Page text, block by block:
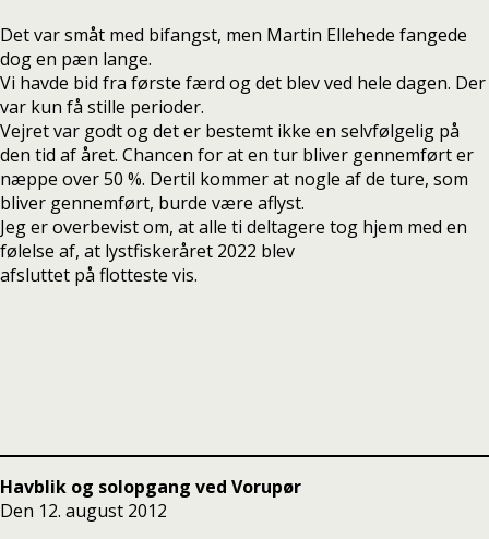
Det var småt med bifangst, men Martin Ellehede fangede
dog en pæn lange.
Vi havde bid fra første færd og det blev ved hele dagen. Der
var kun få stille perioder.
Vejret var godt og det er bestemt ikke en selvfølgelig på
den tid af året. Chancen for at en tur bliver gennemført er
næppe over 50 %. Dertil kommer at nogle af de ture, som
bliver gennemført, burde være aflyst.
Jeg er overbevist om, at alle ti deltagere tog hjem med en
følelse af, at lystfiskeråret 2022 blev
afsluttet på flotteste vis.
Havblik og solopgang ved Vorupør
Den 12. august 2012